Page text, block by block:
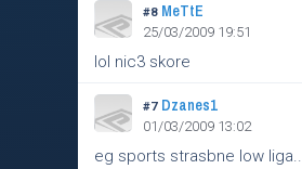
#8 MeTtE
25/03/2009 19:51
lol nic3 skore
#7 Dzanes1
01/03/2009 13:02
eg sports strasbne low liga..